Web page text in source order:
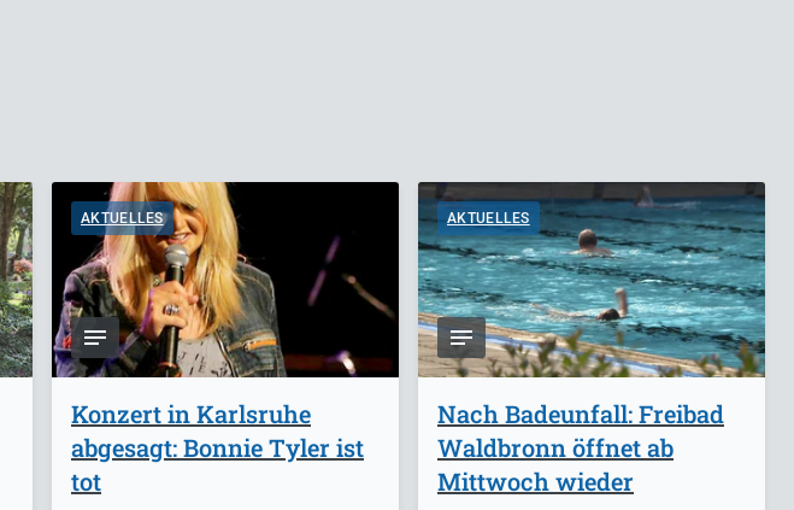
AKTUELLES
Konzert in Karlsruhe
abgesagt: Bonnie Tyler ist
tot
AKTUELLES
Nach Badeunfall: Freibad
Waldbronn öffnet ab
Mittwoch wieder